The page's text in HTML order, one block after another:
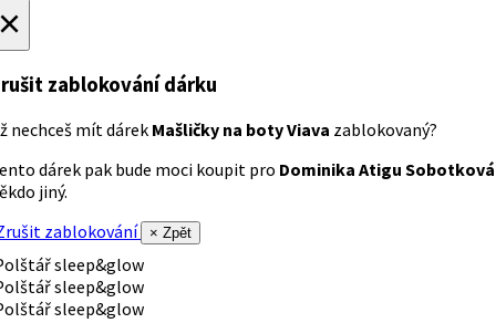
zablokování dárku
nechceš mít dárek Mašličky na boty Viava zablokovaný?
dárek pak bude moci koupit pro Dominika Atigu Sobotková
jiný.
zablokování
× Zpět